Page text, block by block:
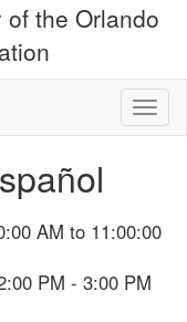
the Orlando
AM to 11:00:00
PM - 3:00 PM